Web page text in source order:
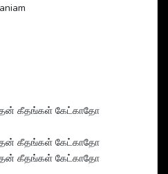
கீதங்கள் கேட்காதோ
கீதங்கள் கேட்காதோ
கீதங்கள் கேட்காதோ